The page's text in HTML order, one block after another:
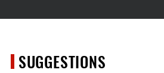
SUGGESTIONS